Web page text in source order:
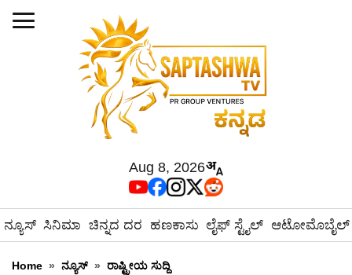
Aug 8, 2026
ನ್ಯೂಸ್ ಸಿನಿಮಾ ಚಿನ್ನದ ದರ ಹಣಕಾಸು ಲೈಫ್ ಸ್ಟೈಲ್ ಆಟೋಮೊಬೈಲ್
Home » ನ್ಯೂಸ್ » ರಾಷ್ಟ್ರೀಯ ಸುದ್ದಿ